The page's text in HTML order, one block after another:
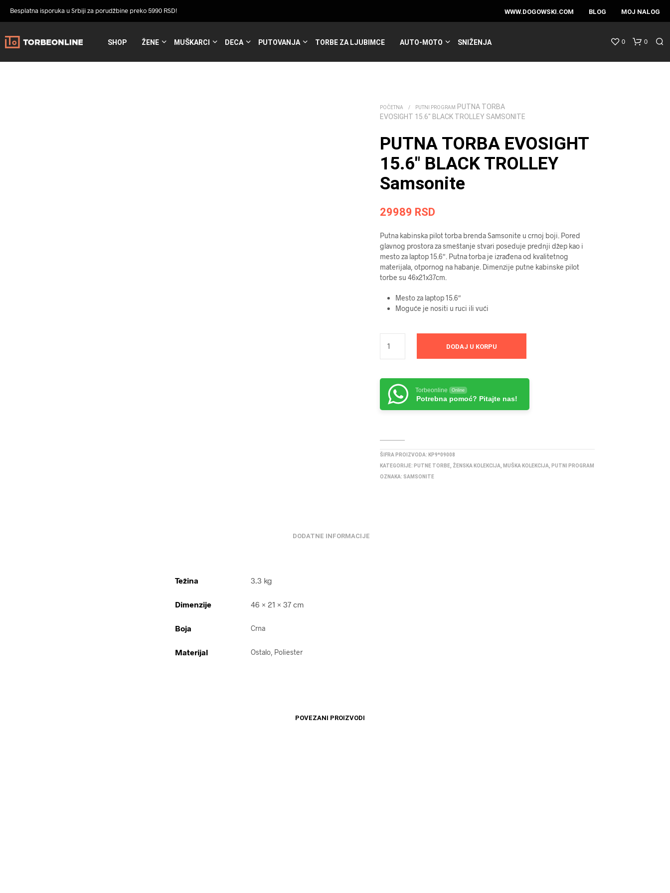
Besplatna isporuka u Srbiji za porudžbine preko 5990 RSD! WWW.DOGOWSKI.COM BLOG MOJ NALOG
SHOP ŽENE MUŠKARCI DECA PUTOVANJA TORBE ZA LJUBIMCE AUTO-MOTO SNIŽENJA 0 0
POČETNA / PUTNI PROGRAM
PUTNA TORBA
EVOSIGHT 15.6″ BLACK TROLLEY SAMSONITE
PUTNA TORBA EVOSIGHT
15.6″ BLACK TROLLEY
Samsonite
29989 RSD
Putna kabinska pilot torba brenda Samsonite u crnoj boji. Pored
glavnog prostora za smeštanje stvari poseduje prednji džep kao i
mesto za laptop 15.6″. Putna torba je izrađena od kvalitetnog
materijala, otpornog na habanje. Dimenzije putne kabinske pilot
torbe su 46x21x37cm.
Mesto za laptop 15.6″
Moguće je nositi u ruci ili vući
DODAJ U KORPU
Torbeonline Online
Potrebna pomoć? Pitajte nas!
ŠIFRA PROIZVODA: KP9*09008
KATEGORIJE: PUTNE TORBE ŽENSKA KOLEKCIJA MUŠKA KOLEKCIJA
PUTNI PROGRAM
OZNAKA: SAMSONITE
DODATNE INFORMACIJE
Težina 3.3 kg
Dimenzije 46 × 21 × 37 cm
Boja Crna
Materijal Ostalo, Poliester
POVEZANI PROIZVODI